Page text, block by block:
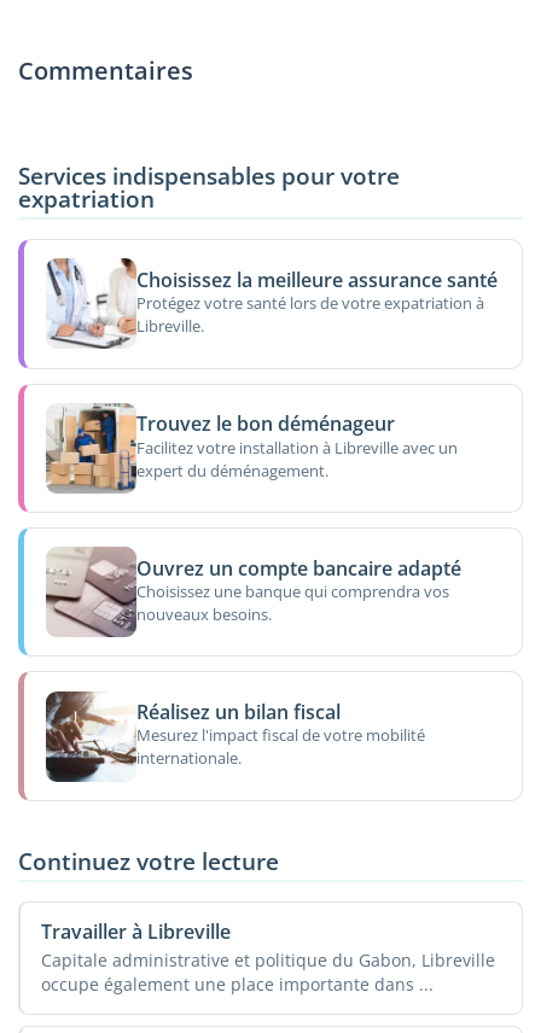
Commentaires
Services indispensables pour votre
expatriation
Choisissez la meilleure assurance santé
Protégez votre santé lors de votre expatriation à
Libreville.
Trouvez le bon déménageur
Facilitez votre installation à Libreville avec un
expert du déménagement.
Ouvrez un compte bancaire adapté
Choisissez une banque qui comprendra vos
nouveaux besoins.
Réalisez un bilan fiscal
Mesurez l'impact fiscal de votre mobilité
internationale.
Continuez votre lecture
Travailler à Libreville
Capitale administrative et politique du Gabon, Libreville
occupe également une place importante dans ...